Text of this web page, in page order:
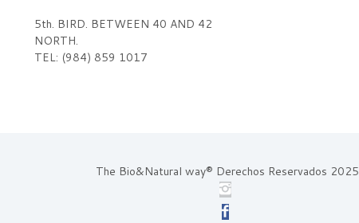
5th. BIRD. BETWEEN 40 AND 42
NORTH.
TEL: (984) 859 1017
The Bio&Natural way® Derechos Reservados 2025